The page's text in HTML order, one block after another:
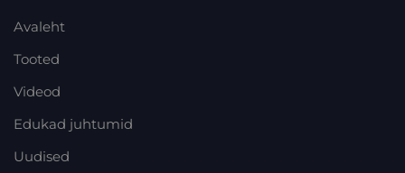
Avaleht
Tooted
Videod
Edukad juhtumid
Uudised